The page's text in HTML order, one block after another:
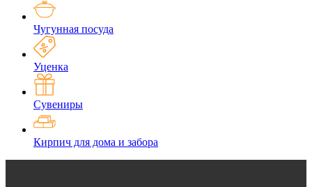
Чугунная посуда
Уценка
Сувениры
Кирпич для дома и забора